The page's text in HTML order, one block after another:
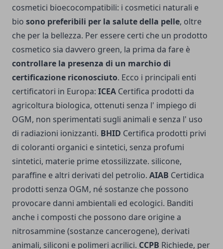
cosmetici bioecocompatibili: i cosmetici naturali e
bio sono preferibili per la salute della pelle, oltre
che per la bellezza. Per essere certi che un prodotto
cosmetico sia davvero green, la prima da fare è
controllare la presenza di un marchio di
certificazione riconosciuto. Ecco i principali enti
certificatori in Europa: ICEA Certifica prodotti da
agricoltura biologica, ottenuti senza l' impiego di
OGM, non sperimentati sugli animali e senza l' uso
di radiazioni ionizzanti. BHID Certifica prodotti privi
di coloranti organici e sintetici, senza profumi
sintetici, materie prime etossilizzate. silicone,
paraffine e altri derivati del petrolio. AIAB Certidica
prodotti senza OGM, né sostanze che possono
provocare danni ambientali ed ecologici. Banditi
anche i composti che possono dare origine a
nitrosammine (sostanze cancerogene), derivati
animali, siliconi e polimeri acrilici. CCPB Richiede, per